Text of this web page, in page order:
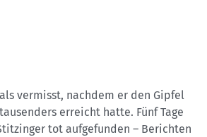
vermisst, nachdem er den Gipfel
erreicht hatte. Fünf Tage
tot aufgefunden – Berichten